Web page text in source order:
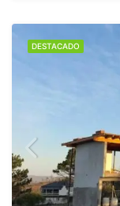
DESTACADO